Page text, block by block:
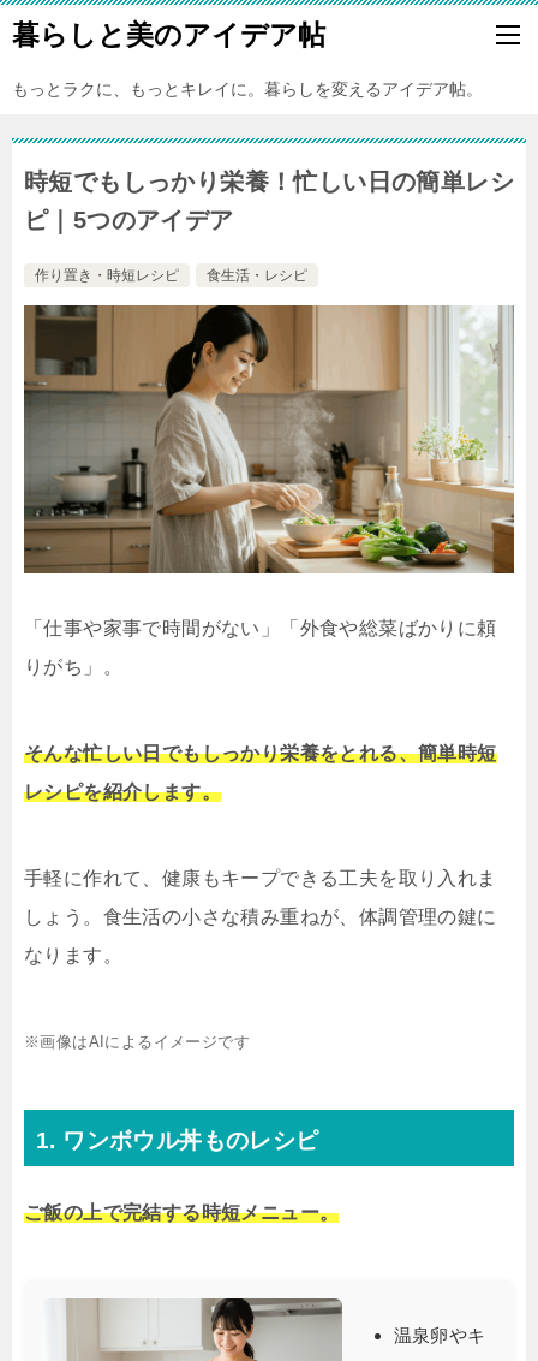
暮らしと美のアイデア帖
もっとラクに、もっとキレイに。暮らしを変えるアイデア帖。
時短でもしっかり栄養！忙しい日の簡単レシ
ピ｜5つのアイデア
作り置き・時短レシピ 食生活・レシピ
「仕事や家事で時間がない」「外食や総菜ばかりに頼
りがち」。
そんな忙しい日でもしっかり栄養をとれる、簡単時短
レシピを紹介します。
手軽に作れて、健康もキープできる工夫を取り入れま
しょう。食生活の小さな積み重ねが、体調管理の鍵に
なります。
※画像はAIによるイメージです
1. ワンボウル丼ものレシピ
ご飯の上で完結する時短メニュー。
温泉卵やキ